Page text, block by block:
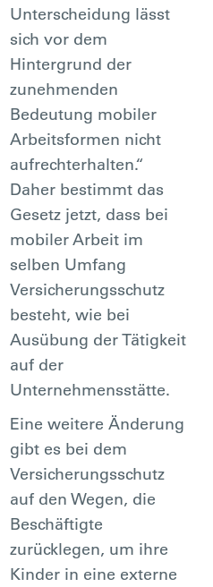
Unterscheidung lässt
sich vor dem
Hintergrund der
zunehmenden
Bedeutung mobiler
Arbeitsformen nicht
aufrechterhalten.“
Daher bestimmt das
Gesetz jetzt, dass bei
mobiler Arbeit im
selben Umfang
Versicherungsschutz
besteht, wie bei
Ausübung der Tätigkeit
auf der
Unternehmensstätte.
Eine weitere Änderung
gibt es bei dem
Versicherungsschutz
auf den Wegen, die
Beschäftigte
zurücklegen, um ihre
Kinder in eine externe